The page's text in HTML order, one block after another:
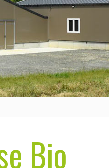
Bio